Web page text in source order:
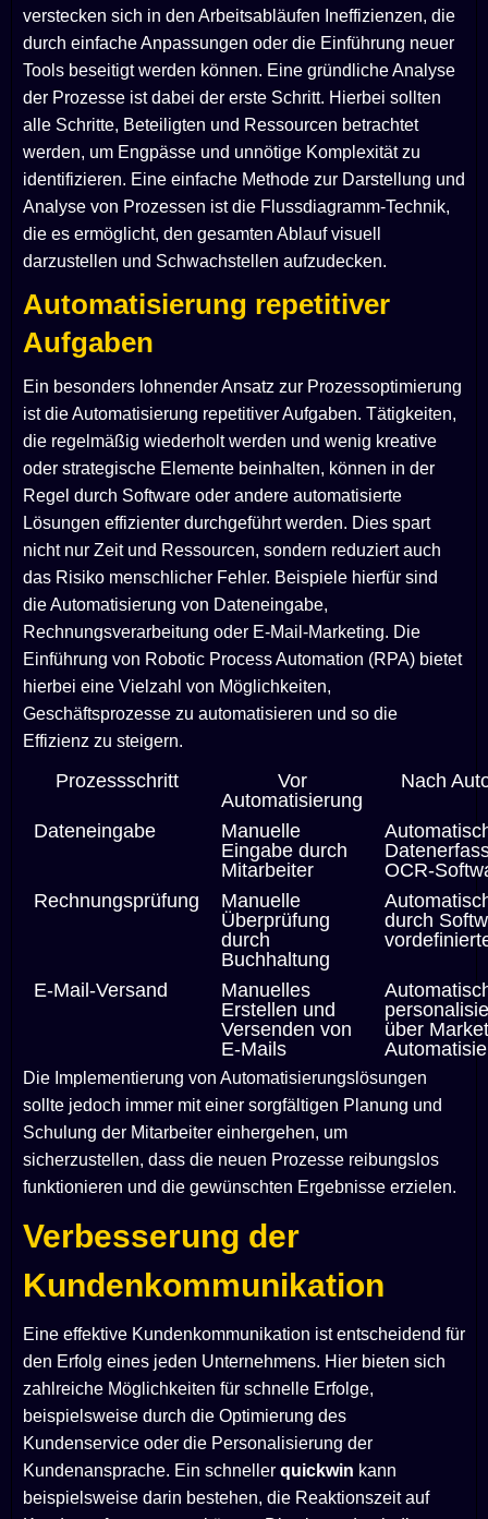
verstecken sich in den Arbeitsabläufen Ineffizienzen, die
durch einfache Anpassungen oder die Einführung neuer
Tools beseitigt werden können. Eine gründliche Analyse
der Prozesse ist dabei der erste Schritt. Hierbei sollten
alle Schritte, Beteiligten und Ressourcen betrachtet
werden, um Engpässe und unnötige Komplexität zu
identifizieren. Eine einfache Methode zur Darstellung und
Analyse von Prozessen ist die Flussdiagramm-Technik,
die es ermöglicht, den gesamten Ablauf visuell
darzustellen und Schwachstellen aufzudecken.
Automatisierung repetitiver
Aufgaben
Ein besonders lohnender Ansatz zur Prozessoptimierung
ist die Automatisierung repetitiver Aufgaben. Tätigkeiten,
die regelmäßig wiederholt werden und wenig kreative
oder strategische Elemente beinhalten, können in der
Regel durch Software oder andere automatisierte
Lösungen effizienter durchgeführt werden. Dies spart
nicht nur Zeit und Ressourcen, sondern reduziert auch
das Risiko menschlicher Fehler. Beispiele hierfür sind
die Automatisierung von Dateneingabe,
Rechnungsverarbeitung oder E-Mail-Marketing. Die
Einführung von Robotic Process Automation (RPA) bietet
hierbei eine Vielzahl von Möglichkeiten,
Geschäftsprozesse zu automatisieren und so die
Effizienz zu steigern.
Prozessschritt
Vor
Automatisierung
Nach
Dateneingabe
Manuelle
Eingabe durch
Mitarbeiter
OCR-
Rechnungsprüfung
Manuelle
Überprüfung
durch
Buchhaltung
durch
E-Mail-Versand
Manuelles
Erstellen und
Versenden von
E-Mails
über
Die Implementierung von Automatisierungslösungen
sollte jedoch immer mit einer sorgfältigen Planung und
Schulung der Mitarbeiter einhergehen, um
sicherzustellen, dass die neuen Prozesse reibungslos
funktionieren und die gewünschten Ergebnisse erzielen.
Verbesserung der
Kundenkommunikation
Eine effektive Kundenkommunikation ist entscheidend für
den Erfolg eines jeden Unternehmens. Hier bieten sich
zahlreiche Möglichkeiten für schnelle Erfolge,
beispielsweise durch die Optimierung des
Kundenservice oder die Personalisierung der
Kundenansprache. Ein schneller quickwin kann
beispielsweise darin bestehen, die Reaktionszeit auf